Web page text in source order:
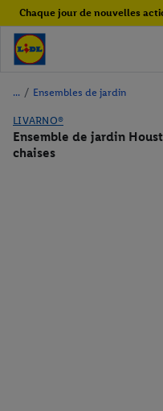
Chaque jour de nouvelles
/ Ensembles de jardin
LIVARNO®
Ensemble de jardin
chaises